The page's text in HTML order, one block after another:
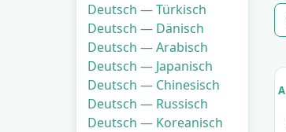
A
Deutsch — Türkisch
Deutsch — Dänisch
Deutsch — Arabisch
Deutsch — Japanisch
Deutsch — Chinesisch
Deutsch — Russisch
Deutsch — Koreanisch